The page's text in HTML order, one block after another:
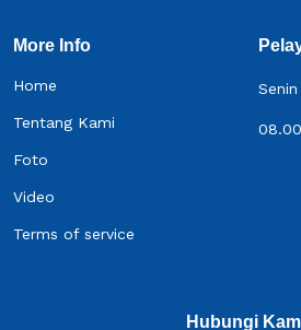
More Info
Home
Tentang Kami
Foto
Video
Terms of service
Hubungi